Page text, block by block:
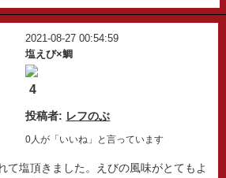
2021-08-27 00:54:59
塩えび×鯛
4
投稿者: レフのぶ
0人が「いいね」と言っています
て塩頂きました。えびの風味がとてもよ